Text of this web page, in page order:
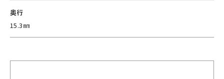
奥行
15.3㎜